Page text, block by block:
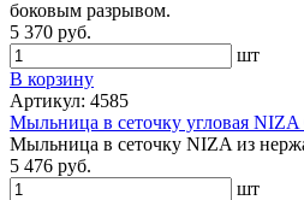
боковым разрывом.
5 370 руб.
шт
В корзину
Артикул: 4585
Мыльница в сеточку угловая NIZA
Мыльница в сеточку NIZA из
5 476 руб.
шт